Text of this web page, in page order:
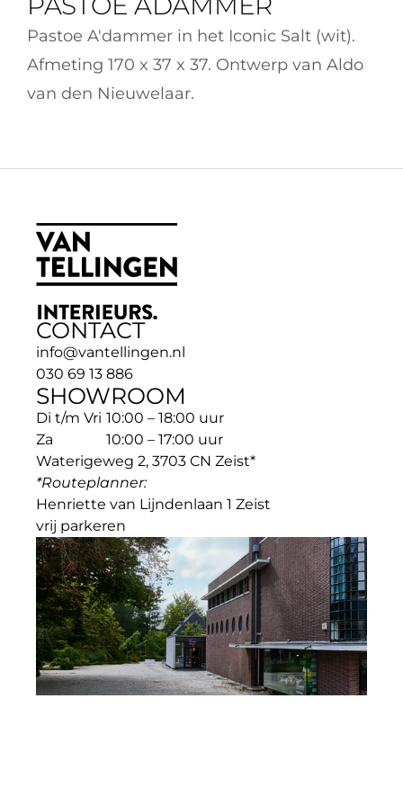
Pastoe A'dammer in het Iconic Salt (wit).
Afmeting 170 x 37 x 37. Ontwerp van Aldo
van den Nieuwelaar.
CONTACT
info@vantellingen.nl
030 69 13 886
SHOWROOM
Di t/m Vri
Za
10:00 – 18:00 uur
10:00 – 17:00 uur
Waterigeweg 2, 3703 CN Zeist*
*Routeplanner:
Henriette van Lijndenlaan 1 Zeist
vrij parkeren